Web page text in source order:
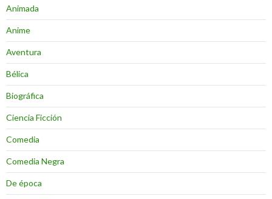
Animada
Anime
Aventura
Bélica
Biográfica
Ciencia Ficción
Comedia
Comedia Negra
De época